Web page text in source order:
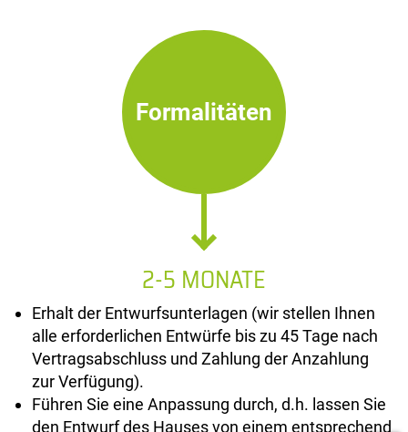
Formalitäten
2-5 MONATE
Erhalt der Entwurfsunterlagen (wir stellen Ihnen
alle erforderlichen Entwürfe bis zu 45 Tage nach
Vertragsabschluss und Zahlung der Anzahlung
zur Verfügung).
Führen Sie eine Anpassung durch, d.h. lassen Sie
den Entwurf des Hauses von einem entsprechend